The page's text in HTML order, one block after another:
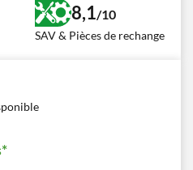
8,1/10
SAV & Pièces de rechange